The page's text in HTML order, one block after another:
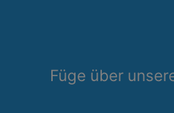
Füge über